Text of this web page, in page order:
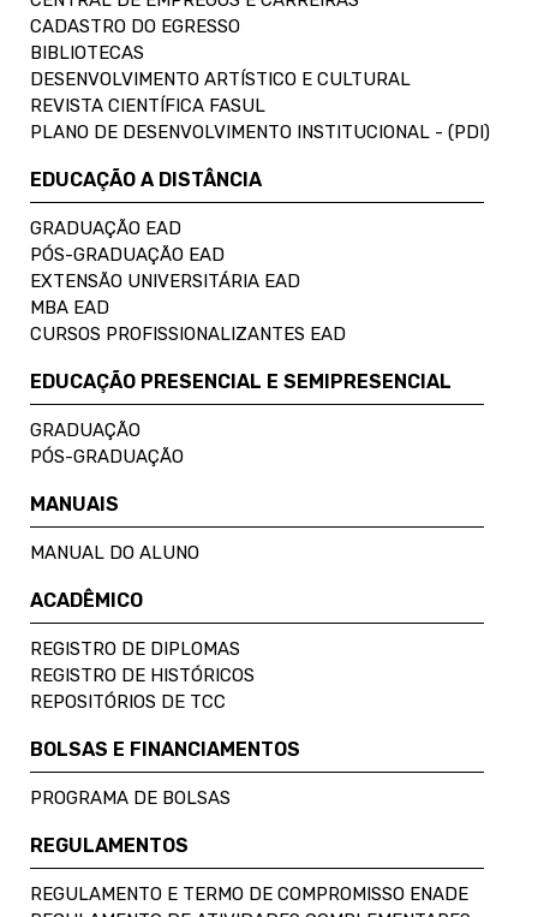
CADASTRO DO EGRESSO
BIBLIOTECAS
DESENVOLVIMENTO ARTÍSTICO E CULTURAL
REVISTA CIENTÍFICA FASUL
PLANO DE DESENVOLVIMENTO INSTITUCIONAL - (PDI)
EDUCAÇÃO A DISTÂNCIA
GRADUAÇÃO EAD
PÓS-GRADUAÇÃO EAD
EXTENSÃO UNIVERSITÁRIA EAD
MBA EAD
CURSOS PROFISSIONALIZANTES EAD
EDUCAÇÃO PRESENCIAL E SEMIPRESENCIAL
GRADUAÇÃO
PÓS-GRADUAÇÃO
MANUAIS
MANUAL DO ALUNO
ACADÊMICO
REGISTRO DE DIPLOMAS
REGISTRO DE HISTÓRICOS
REPOSITÓRIOS DE TCC
BOLSAS E FINANCIAMENTOS
PROGRAMA DE BOLSAS
REGULAMENTOS
REGULAMENTO E TERMO DE COMPROMISSO ENADE